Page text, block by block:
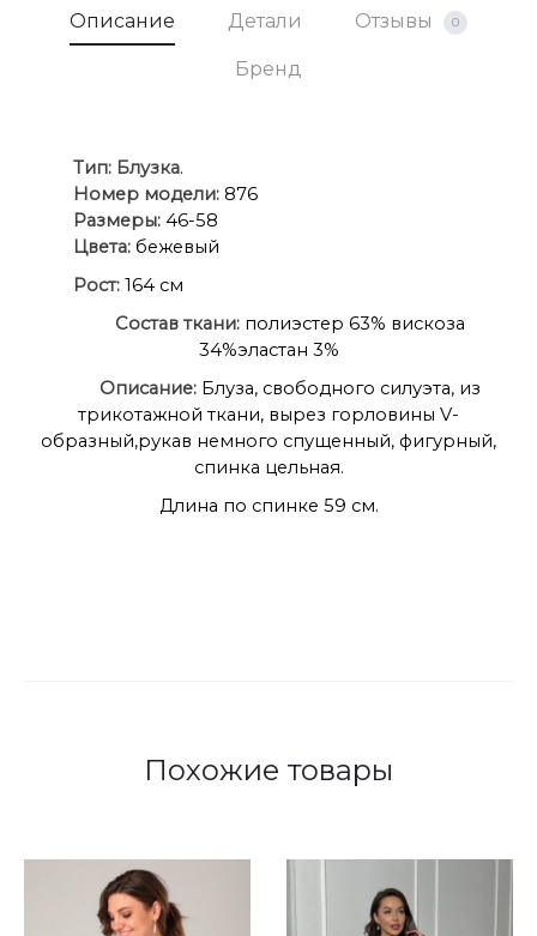
Описание Детали Отзывы 0
Бренд
Тип: Блузка.
Номер модели: 876
Размеры: 46-58
Цвета: бежевый
Рост: 164 см
Состав ткани: полиэстер 63% вискоза
34%эластан 3%
Описание: Блуза, свободного силуэта, из
трикотажной ткани, вырез горловины V-
образный,рукав немного спущенный, фигурный,
спинка цельная.
Длина по спинке 59 см.
Похожие товары